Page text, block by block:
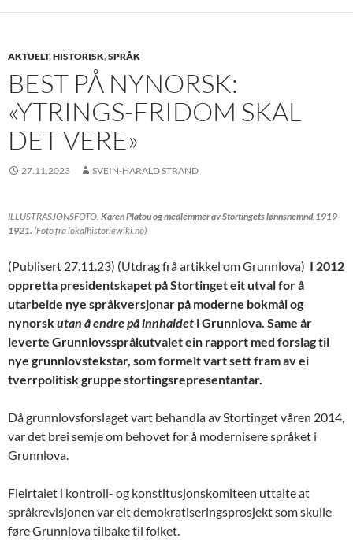
AKTUELT,HISTORISK,SPRÅK
BEST PÅ NYNORSK:
«YTRINGS-FRIDOM SKAL
DET VERE»
27.11.2023 SVEIN-HARALD STRAND
ILLUSTRASJONSFOTO. Karen Platou og medlemmer av Stortingets lønnsnemnd,1919-
1921. (Foto fra lokalhistoriewiki.no)
(Publisert 27.11.23) (Utdrag frå artikkel om Grunnlova) I 2012
oppretta presidentskapet på Stortinget eit utval for å
utarbeide nye språkversjonar på moderne bokmål og
nynorskutan å endre på innhaldet i Grunnlova. Same år
leverte Grunnlovsspråkutvalet ein rapport med forslag til
nye grunnlovstekstar, som formelt vart sett fram av ei
tverrpolitisk gruppe stortingsrepresentantar.
Då grunnlovsforslaget vart behandla av Stortinget våren 2014,
var det brei semje om behovet for å modernisere språket i
Grunnlova.
Fleirtalet i kontroll- og konstitusjonskomiteen uttalte at
språkrevisjonen var eit demokratiseringsprosjekt som skulle
føre Grunnlova tilbake til folket.